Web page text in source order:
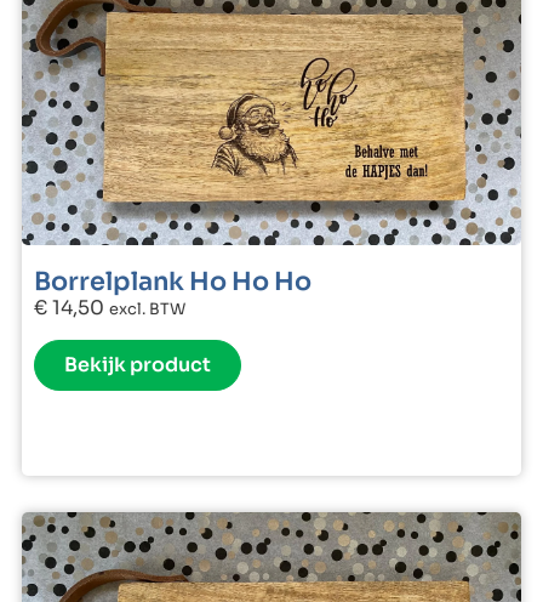
Borrelplank Ho Ho Ho
€14,50 excl. BTW
Bekijk product